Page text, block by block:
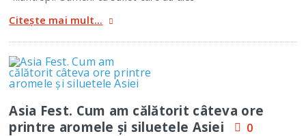
Citește mai mult...
Asia Fest. Cum am călătorit câteva ore
printre aromele şi siluetele Asiei
0